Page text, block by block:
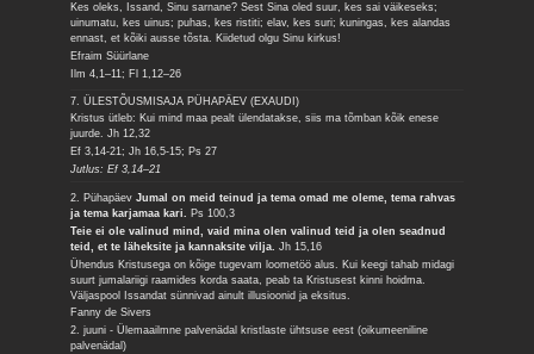
Kes oleks, Issand, Sinu sarnane? Sest Sina oled suur, kes sai väikeseks;
uinumatu, kes uinus; puhas, kes ristiti; elav, kes suri; kuningas, kes alandas
ennast, et kõiki ausse tõsta. Kiidetud olgu Sinu kirkus!
Efraim Süürlane
Ilm 4,1–11; Fl 1,12–26
7. ÜLESTÕUSMISAJA PÜHAPÄEV (EXAUDI)
Kristus ütleb: Kui mind maa pealt ülendatakse, siis ma tõmban kõik enese
juurde.Jh 12,32
Ef 3,14-21; Jh 16,5-15; Ps 27
Jutlus: Ef 3,14–21
2. PühapäevJumal on meid teinud ja tema omad me oleme, tema rahvas
ja tema karjamaa kari. Ps 100,3
Teie ei ole valinud mind, vaid mina olen valinud teid ja olen seadnud
teid, et te läheksite ja kannaksite vilja.Jh 15,16
Ühendus Kristusega on kõige tugevam loometöö alus. Kui keegi tahab midagi
suurt jumalariigi raamides korda saata, peab ta Kristusest kinni hoidma.
Väljaspool Issandat sünnivad ainult illusioonid ja eksitus.
Fanny de Sivers
2. juuni - Ülemaailmne palvenädal kristlaste ühtsuse eest (oikumeeniline
palvenädal)